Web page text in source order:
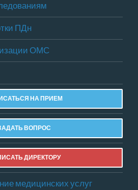
ПДн
ОМС
НА ПРИЕМ
ВОПРОС
ДИРЕКТОРУ
медицинских услуг